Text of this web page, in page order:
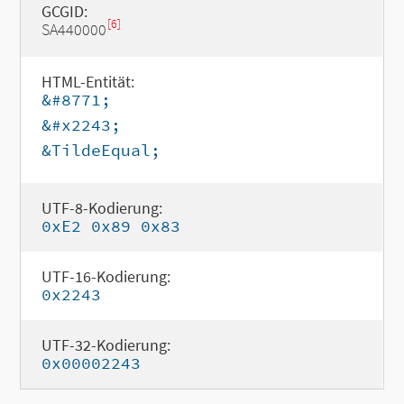
GCGID:
SA440000[6]
HTML-Entität:
&#8771;
&#x2243;
&TildeEqual;
UTF-8-Kodierung:
0xE2 0x89 0x83
UTF-16-Kodierung:
0x2243
UTF-32-Kodierung:
0x00002243